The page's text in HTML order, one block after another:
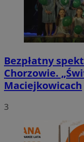
Bezpłatny
Chorzowie.
Maciejkowicach
3